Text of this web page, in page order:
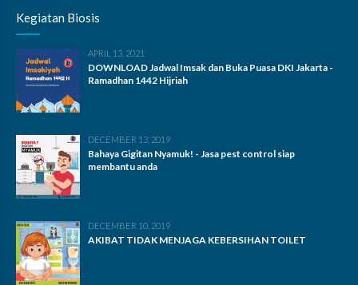
Kegiatan Biosis
APRIL 13, 2021
DOWNLOAD Jadwal Imsak dan Buka Puasa DKI Jakarta -
Ramadhan 1442 Hijriah
DECEMBER 13, 2019
Bahaya Gigitan Nyamuk! - Jasa pest control siap
membantu anda
DECEMBER 10, 2019
AKIBAT TIDAK MENJAGA KEBERSIHAN TOILET